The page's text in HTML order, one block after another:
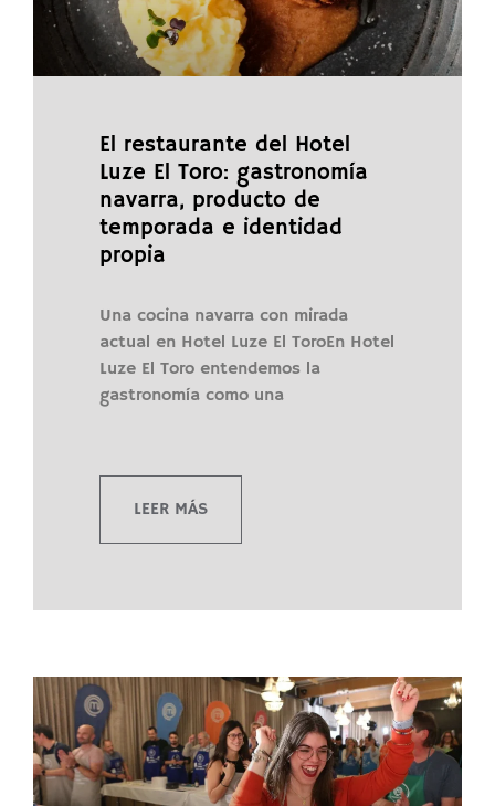
El restaurante del Hotel
Luze El Toro: gastronomía
navarra, producto de
temporada e identidad
propia
Una cocina navarra con mirada
actual en Hotel Luze El ToroEn Hotel
Luze El Toro entendemos la
gastronomía como una
LEER MÁS